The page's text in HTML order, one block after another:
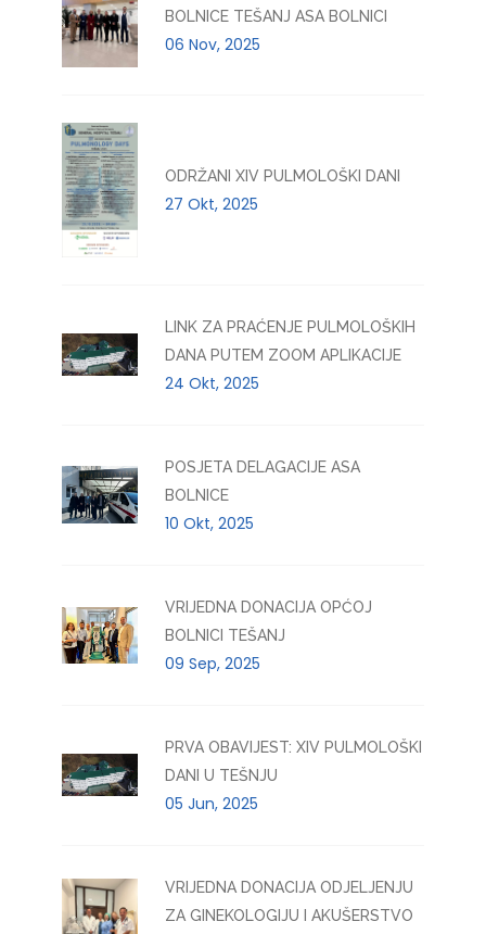
BOLNICE TEŠANJ ASA BOLNICI
06 Nov, 2025
ODRŽANI XIV PULMOLOŠKI DANI
27 Okt, 2025
LINK ZA PRAĆENJE PULMOLOŠKIH
DANA PUTEM ZOOM APLIKACIJE
24 Okt, 2025
POSJETA DELAGACIJE ASA
BOLNICE
10 Okt, 2025
VRIJEDNA DONACIJA OPĆOJ
BOLNICI TEŠANJ
09 Sep, 2025
PRVA OBAVIJEST: XIV PULMOLOŠKI
DANI U TEŠNJU
05 Jun, 2025
VRIJEDNA DONACIJA ODJELJENJU
ZA GINEKOLOGIJU I AKUŠERSTVO